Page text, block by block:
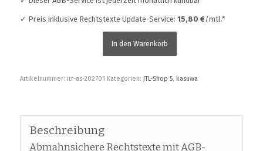
✓ Preis inklusive Rechtstexte Update-Service: 15,80 €/mtl.*
In den Warenkorb
Artikelnummer: itr-as-202701 Kategorien: JTL-Shop 5, kasuwa
Beschreibung
Abmahnsichere Rechtstexte mit AGB-